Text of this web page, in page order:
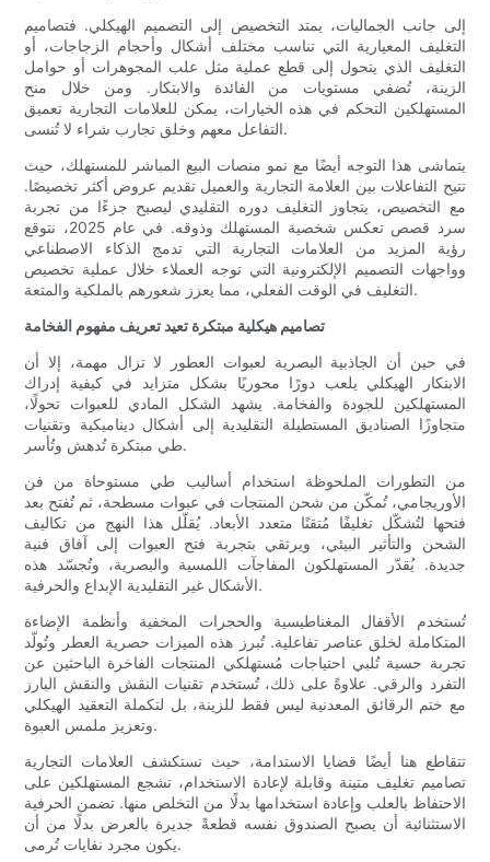
إلى جانب الجماليات، يمتد التخصيص إلى التصميم الهيكلي. فتصاميم
التغليف المعيارية التي تناسب مختلف أشكال وأحجام الزجاجات، أو
التغليف الذي يتحول إلى قطع عملية مثل علب المجوهرات أو حوامل
الزينة، تُضفي مستويات من الفائدة والابتكار. ومن خلال منح
المستهلكين التحكم في هذه الخيارات، يمكن للعلامات التجارية تعميق
التفاعل معهم وخلق تجارب شراء لا تُنسى.
يتماشى هذا التوجه أيضًا مع نمو منصات البيع المباشر للمستهلك، حيث
تتيح التفاعلات بين العلامة التجارية والعميل تقديم عروض أكثر تخصيصًا.
مع التخصيص، يتجاوز التغليف دوره التقليدي ليصبح جزءًا من تجربة
سرد قصص تعكس شخصية المستهلك وذوقه. في عام 2025، نتوقع
رؤية المزيد من العلامات التجارية التي تدمج الذكاء الاصطناعي
وواجهات التصميم الإلكترونية التي توجه العملاء خلال عملية تخصيص
التغليف في الوقت الفعلي، مما يعزز شعورهم بالملكية والمتعة.
تصاميم هيكلية مبتكرة تعيد تعريف مفهوم الفخامة
في حين أن الجاذبية البصرية لعبوات العطور لا تزال مهمة، إلا أن
الابتكار الهيكلي يلعب دورًا محوريًا بشكل متزايد في كيفية إدراك
المستهلكين للجودة والفخامة. يشهد الشكل المادي للعبوات تحولًا،
متجاوزًا الصناديق المستطيلة التقليدية إلى أشكال ديناميكية وتقنيات
طي مبتكرة تُدهش وتُأسر.
من التطورات الملحوظة استخدام أساليب طي مستوحاة من فن
الأوريجامي، تُمكّن من شحن المنتجات في عبوات مسطحة، ثم تُفتح بعد
فتحها لتُشكّل تغليفًا مُتقنًا متعدد الأبعاد. يُقلّل هذا النهج من تكاليف
الشحن والتأثير البيئي، ويرتقي بتجربة فتح العبوات إلى آفاق فنية
جديدة. يُقدّر المستهلكون المفاجآت اللمسية والبصرية، وتُجسّد هذه
الأشكال غير التقليدية الإبداع والحرفية.
تُستخدم الأقفال المغناطيسية والحجرات المخفية وأنظمة الإضاءة
المتكاملة لخلق عناصر تفاعلية. تُبرز هذه الميزات حصرية العطر وتُولّد
تجربة حسية تُلبي احتياجات مُستهلكي المنتجات الفاخرة الباحثين عن
التفرد والرقي. علاوةً على ذلك، تُستخدم تقنيات النقش والنقش البارز
مع ختم الرقائق المعدنية ليس فقط للزينة، بل لتكملة التعقيد الهيكلي
وتعزيز ملمس العبوة.
تتقاطع هنا أيضًا قضايا الاستدامة، حيث تستكشف العلامات التجارية
تصاميم تغليف متينة وقابلة لإعادة الاستخدام، تشجع المستهلكين على
الاحتفاظ بالعلب وإعادة استخدامها بدلًا من التخلص منها. تضمن الحرفية
الاستثنائية أن يصبح الصندوق نفسه قطعةً جديرة بالعرض بدلًا من أن
يكون مجرد نفايات تُرمى.